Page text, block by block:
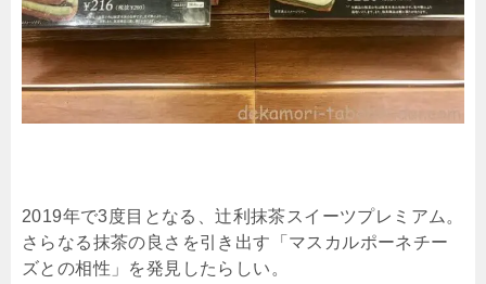
2019年で3度目となる、辻利抹茶スイーツプレミアム。
さらなる抹茶の良さを引き出す「マスカルポーネチー
ズとの相性」を発見したらしい。